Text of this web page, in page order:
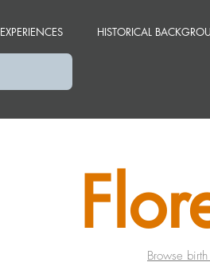
EXPERIENCES HISTORICAL
Browse